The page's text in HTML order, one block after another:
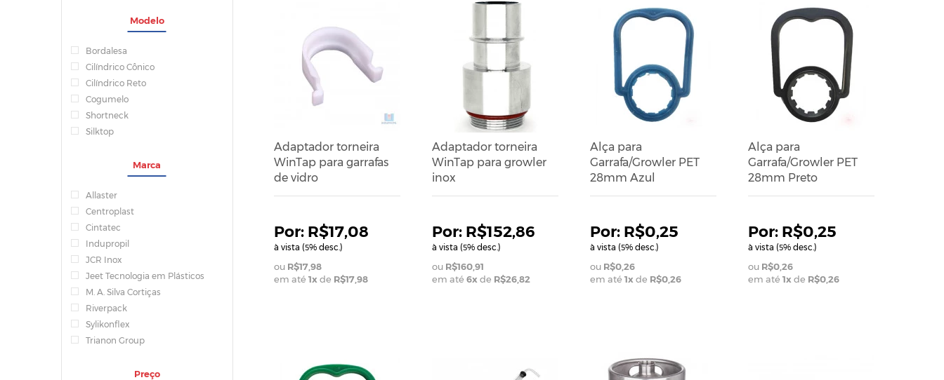
Modelo
Bordalesa
Cilíndrico Cônico
Cilíndrico Reto
Cogumelo
Shortneck
Silktop
Marca
Allaster
Centroplast
Cintatec
Indupropil
JCR Inox
Jeet Tecnologia em Plásticos
M. A. Silva Cortiças
Riverpack
Sylikonflex
Trianon Group
Preço
Adaptador torneira
WinTap para garrafas
de vidro
R$17,08
à vista (5% desc.)
R$17,98
em até 1xde R$17,98
Adaptador torneira
WinTap para growler
inox
R$152,86
à vista (5% desc.)
R$160,91
em até 6xde R$26,82
Alça para
Garrafa/Growler PET
28mm Azul
R$0,25
à vista (5% desc.)
R$0,26
em até 1xde R$0,26
Alça para
Garrafa/Growler PET
28mm Preto
R$0,25
à vista (5% desc.)
R$0,26
em até 1xde R$0,26